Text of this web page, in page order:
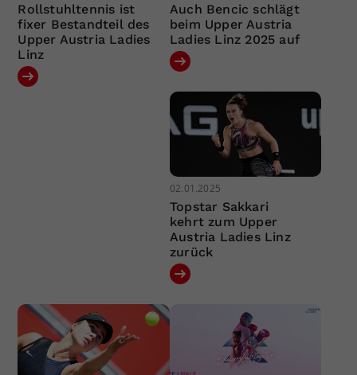
Rollstuhltennis ist
fixer Bestandteil des
Upper Austria Ladies
Linz
Auch Bencic schlägt
beim Upper Austria
Ladies Linz 2025 auf
02.01.2025
Topstar Sakkari
kehrt zum Upper
Austria Ladies Linz
zurück